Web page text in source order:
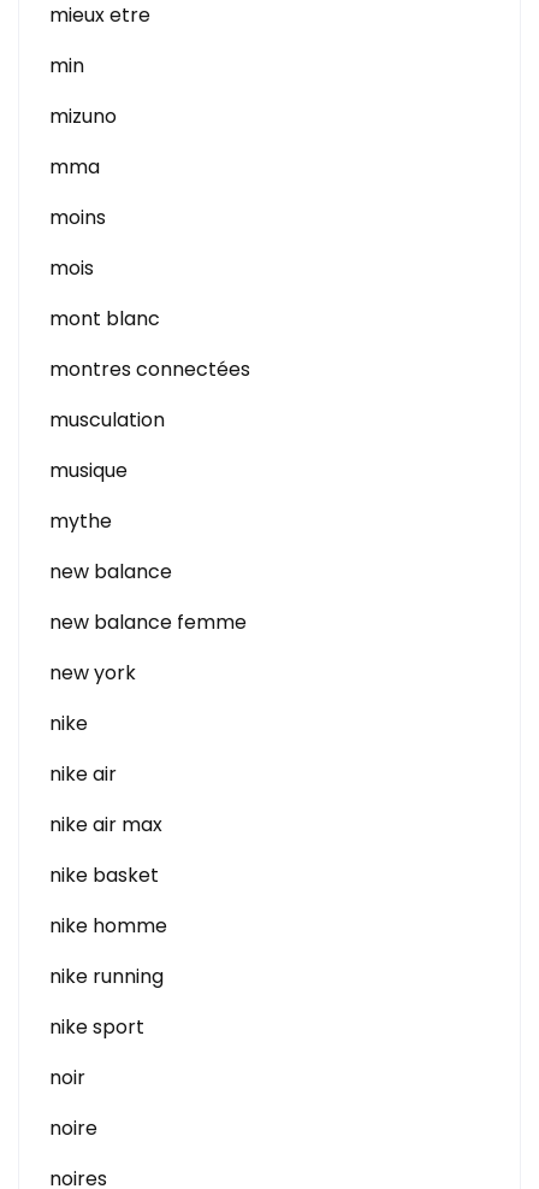
mieux etre
min
mizuno
mma
moins
mois
mont blanc
montres connectées
musculation
musique
mythe
new balance
new balance femme
new york
nike
nike air
nike air max
nike basket
nike homme
nike running
nike sport
noir
noire
noires